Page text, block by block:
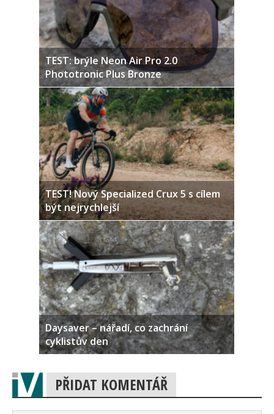
TEST: brýle Neon Air Pro 2.0
Phototronic Plus Bronze
TEST! Nový Specialized Crux 5 s cílem
být nejrychlejší
Daysaver – nářadí, co zachrání
cyklistův den
PŘIDAT KOMENTÁŘ